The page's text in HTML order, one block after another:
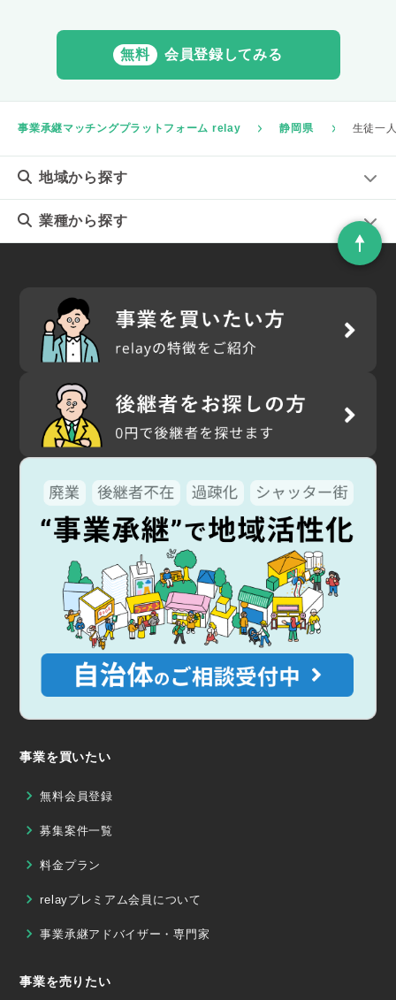
無料 会員登録してみる
事業承継マッチングプラットフォーム relay 静岡県 生徒一
地域から探す
業種から探す
事業を買いたい
無料会員登録
募集案件一覧
料金プラン
relayプレミアム会員について
事業承継アドバイザー・専門家
事業を売りたい